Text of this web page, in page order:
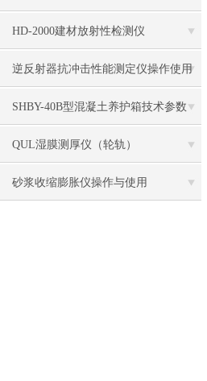
数
HD-2000建材放射性检测仪
逆反射器抗冲击性能测定仪操作使用
方法
SHBY-40B型混凝土养护箱技术参数
QUL湿膜测厚仪（轮轨）
砂浆收缩膨胀仪操作与使用